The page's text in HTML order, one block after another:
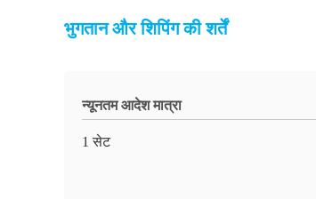
भुगतान और शिपिंग की शर्तें
न्यूनतम आदेश मात्रा
1 सेट